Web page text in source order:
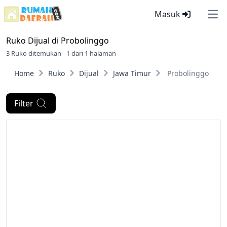
Masuk
Ruko Dijual di Probolinggo
3 Ruko ditemukan - 1 dari 1 halaman
Home Ruko Dijual Jawa Timur Probolinggo
Filter